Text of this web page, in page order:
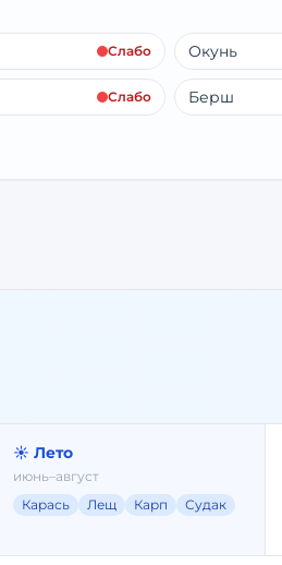
Слабо Окунь
Слабо Берш
☀️ Лето
июнь–август
Карась
Лещ Карп Судак